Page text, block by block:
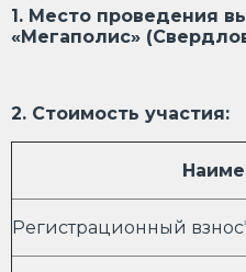
1. Место проведения
«Мегаполис»
2. Стоимость участия:
Регистрационный